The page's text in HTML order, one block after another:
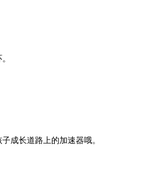
成长道路上的加速器哦。